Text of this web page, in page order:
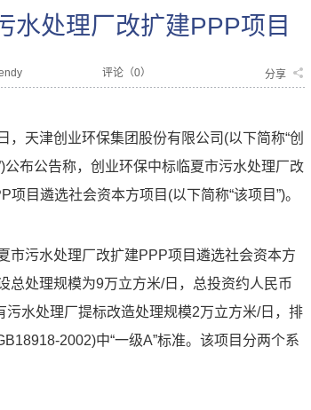
水处理厂改扩建PPP项目
评论（0） 分享
，天津创业环保集团股份有限公司(以下简称“创
公布公告称，创业环保中标临夏市污水处理厂改
项目遴选社会资本方项目(以下简称“该项目”)。
市污水处理厂改扩建PPP项目遴选社会资本方
总处理规模为9万立方米/日，总投资约人民币
水处理厂提标改造处理规模2万立方米/日，排
2002)中“一级A”标准。该项目分两个系